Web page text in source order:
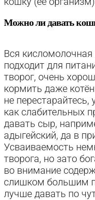
Можно ли давать
Вся
подходит для
творог, очень
кормить даже
не перестарайтесь,
как слабительных
давать сыр,
адыгейский, да в
Усваиваемость
творога, но зато
во внимание
слишком большим
лучше давать по